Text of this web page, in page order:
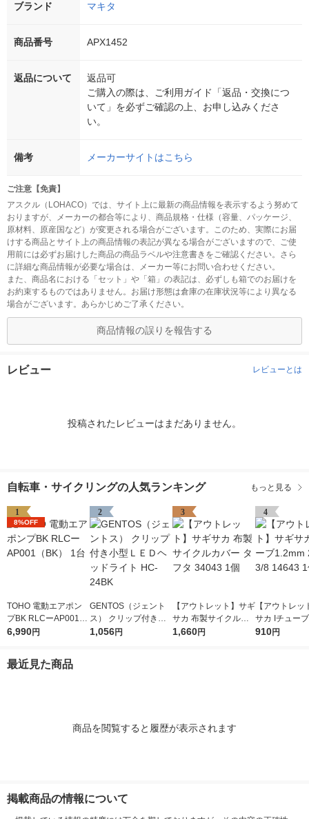
ブランド マキタ
商品番号 APX1452
返品について
返品可
ご購入の際は、ご利用ガイド「返品・交換につ
いて」を必ずご確認の上、お申し込みくださ
い。
備考 メーカーサイトはこちら
ご注意【免責】
アスクル（LOHACO）では、サイト上に最新の商品情報を表示するよう努めて
おりますが、メーカーの都合等により、商品規格・仕様（容量、パッケージ、
原材料、原産国など）が変更される場合がございます。このため、実際にお届
けする商品とサイト上の商品情報の表記が異なる場合がございますので、ご使
用前には必ずお届けした商品の商品ラベルや注意書きをご確認ください。さら
に詳細な商品情報が必要な場合は、メーカー等にお問い合わせください。
また、商品名における「セット」や「箱」の表記は、必ずしも箱でのお届けを
お約束するものではありません。お届け形態は倉庫の在庫状況等により異なる
場合がございます。あらかじめご了承ください。
商品情報の誤りを報告する
レビュー レビューとは
投稿されたレビューはまだありません。
自転車・サイクリングの人気ランキング もっと見る
1
8%OFF
TOHO 電動エアポン
プBK RLCーAP001
（BK） 1台
6,990円
2
GENTOS（ジェント
ス） クリップ付き小
型ＬＥＤヘッドライト
1,056円
3
【アウトレット】サギ
サカ 布製サイクルカ
バー タフタ 34043 1
1,660円
4
【アウトレッ
サカ Iチュー
27×1-3/8
910円
最近見た商品
商品を閲覧すると履歴が表示されます
掲載商品の情報について